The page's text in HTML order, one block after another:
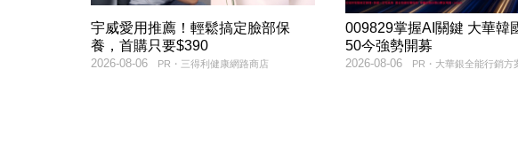
宇威愛用推薦！輕鬆搞定臉部保
養，首購只要$390
PR・三得利健康網路商店
2026-08-06
009829掌握AI關鍵 大華韓
50今強勢開募
PR・大華銀全能行銷方
2026-08-06